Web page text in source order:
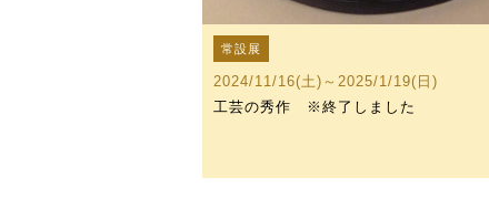
常設展
2024/11/16(土)～2025/1/19(日)
工芸の秀作 ※終了しました